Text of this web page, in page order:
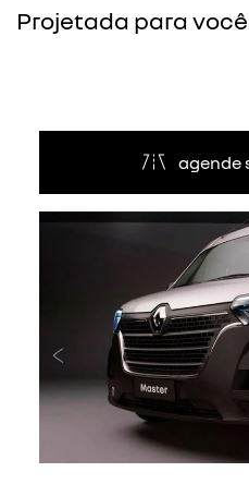
Projetada para
agende
Anterior